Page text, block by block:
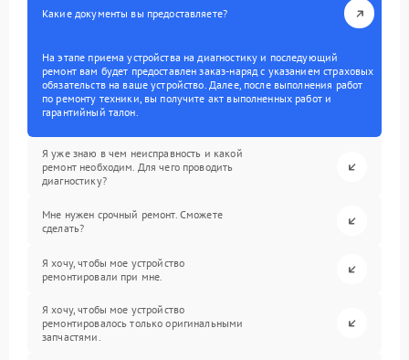
Какие документы вы предоставляете?
На этапе приема устройства на диагностику и последующий
ремонт вам будет предоставлен заказ-наряд с указанием страховых
обязательств на ваше устройство. Далее, после выполнения работ
по ремонту техники, вы получите акт выполненных работ и
гарантийный талон.
Я уже знаю в чем неисправность и какой
ремонт необходим. Для чего проводить
диагностику?
Мне нужен срочный ремонт. Сможете
сделать?
Я хочу, чтобы мое устройство
ремонтировали при мне.
Я хочу, чтобы мое устройство
ремонтировалось только оригинальными
запчастями.